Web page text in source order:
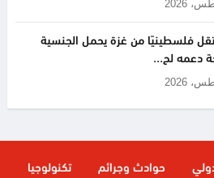
فلسطينيًا من غزة يحمل الجنسية
دعمه لح...
حوادث وجرائم تكنولوجيا